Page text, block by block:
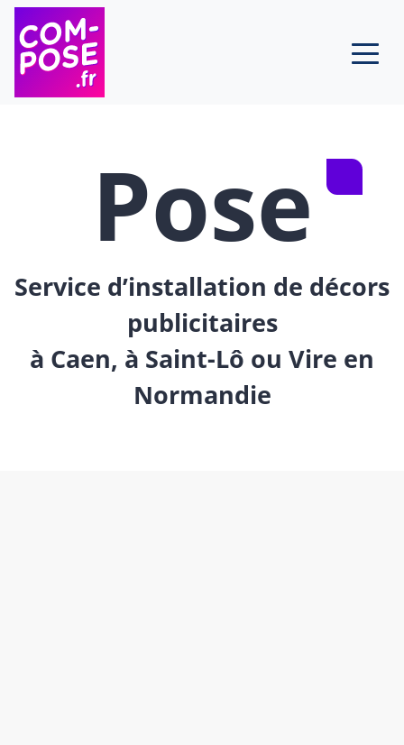
Skip to content
Pose
Service d’installation de décors
publicitaires
à Caen, à Saint-Lô ou Vire en
Normandie